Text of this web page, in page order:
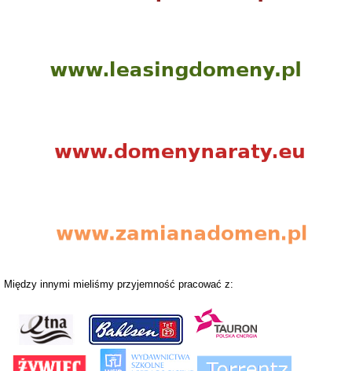
Między innymi mieliśmy przyjemność pracować z: